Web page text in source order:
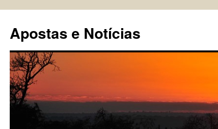
conteúdo
Apostas e Notícias